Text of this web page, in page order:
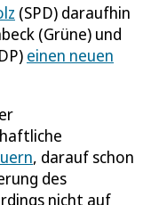
(SPD) daraufhin
(Grüne) und
einen neuen
, darauf schon
des
nicht auf